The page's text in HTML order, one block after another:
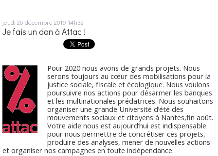
jeudi 26 décembre 2019 14h32
Je fais un don à Attac !
Pour 2020 nous avons de grands projets. Nous
serons toujours au cœur des mobilisations pour la
justice sociale, fiscale et écologique. Nous voulons
poursuivre nos actions pour désarmer les banques
et les multinationales prédatrices. Nous souhaitons
organiser une grande Université d’été des
mouvements sociaux et citoyens à Nantes,fin août.
Votre aide nous est aujourd’hui est indispensable
pour nous permettre de concrétiser ces projets,
produire des analyses, mener de nouvelles actions
et organiser nos campagnes en toute indépendance.